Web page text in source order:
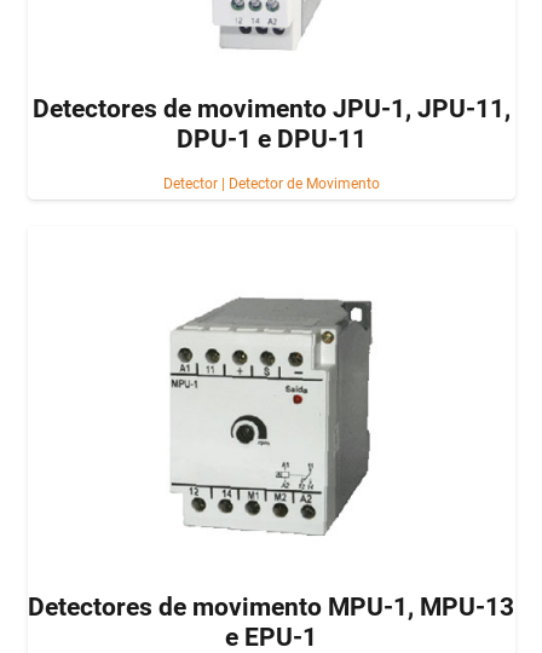
Detectores de movimento JPU-1, JPU-11,
DPU-1 e DPU-11
Detector| Detector de Movimento
Detectores de movimento MPU-1, MPU-13
e EPU-1